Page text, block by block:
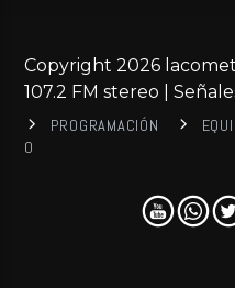
Copyright 2026
107.2 FM stereo |
PROGRAMACIÓN
0